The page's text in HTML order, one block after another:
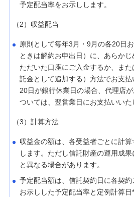
予定配当率をお示しします。
（2）収益配当
原則として毎年3月・9月の各20日
ときは解約お申出日）に、あらか
ただいた口座にご入金するか、ま
託金として追加する）方法でお支
20日が銀行休業日の場合、代理店
ついては、翌営業日にお支払いいた
（3）計算方法
収益金の額は、各受益者ごとに計
します。ただし信託財産の運用成
と異なる場合があります。
予定配当額は、信託契約日に各契
お示しした予定配当率と定例計算